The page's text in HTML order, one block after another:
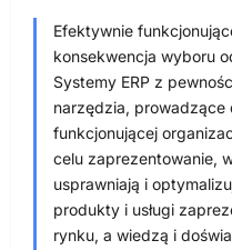
Efektywnie
konsekwencja wyboru
Systemy ERP z
narzędzia, prowadzące
funkcjonującej
celu zaprezentowanie,
usprawniają i
produkty i usługi
rynku, a wiedzą i